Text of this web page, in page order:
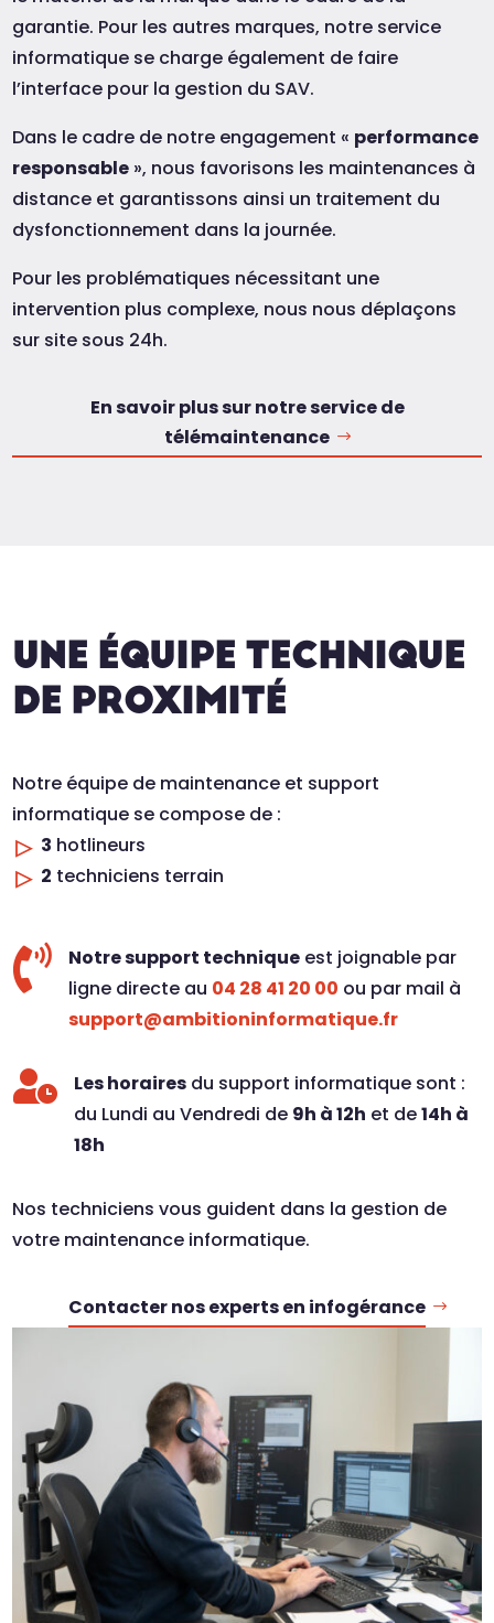
garantie. Pour les autres marques, notre service
informatique se charge également de faire
l’interface pour la gestion du SAV.
Dans le cadre de notre engagement « performance
responsable », nous favorisons les maintenances à
distance et garantissons ainsi un traitement du
dysfonctionnement dans la journée.
Pour les problématiques nécessitant une
intervention plus complexe, nous nous déplaçons
sur site sous 24h.
En savoir plus sur notre service de
télémaintenance
UNE ÉQUIPE TECHNIQUE
DE PROXIMITÉ
Notre équipe de maintenance et support
informatique se compose de :
3 hotlineurs
2 techniciens terrain
 Notre support techniqueest joignable par
ligne directe au 04 28 41 20 00 ou par mail à
support@ambitioninformatique.fr
 Les horairesdu support informatique sont :
du Lundi au Vendredi de 9h à 12h et de14h à
18h
Nos techniciens vous guident dans la gestion de
votre maintenance informatique.
Contacter nos experts en infogérance